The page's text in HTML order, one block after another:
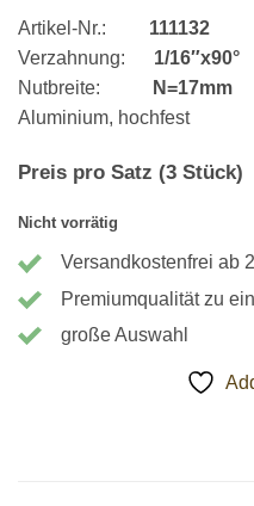
Artikel-Nr.: 111132
Verzahnung: 1/16″x90°
Nutbreite:
N=17mm
Aluminium, hochfest
Preis pro Satz (3 Stück)
Nicht vorrätig
Versandkostenfrei ab
Premiumqualität zu
große Auswahl